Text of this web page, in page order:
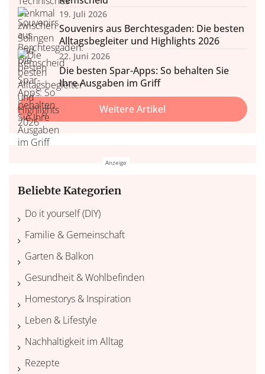
19. Juli 2026
Souvenirs aus Berchtesgaden: Die besten
Alltagsbegleiter und Highlights 2026
22. Juni 2026
Die besten Spar-Apps: So behalten Sie
Ihre Ausgaben im Griff
Weitere Artikel
Beliebte Kategorien
Do it yourself (DIY)
Familie & Gemeinschaft
Garten & Balkon
Gesundheit & Wohlbefinden
Homestorys & Inspiration
Leben & Lifestyle
Nachhaltigkeit im Alltag
Rezepte